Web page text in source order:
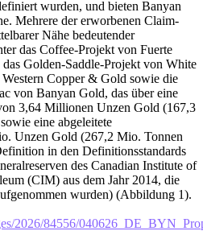
wurden, und bieten Banyan
Mehrere der erworbenen Claim-
Nähe bedeutender
das Coffee-Projekt von Fuerte
Golden-Saddle-Projekt von White
Copper & Gold sowie die
von Banyan Gold, das über eine
3,64 Millionen Unzen Gold (167,3
eine abgeleitete
Unzen Gold (267,2 Mio. Tonnen
in den Definitionsstandards
des Canadian Institute of
(CIM) aus dem Jahr 2014, die
wurden) (Abbildung 1).
2026/84556/